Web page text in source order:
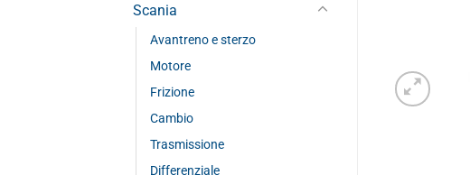
Scania
Avantreno e sterzo
Motore
Frizione
Cambio
Trasmissione
Differenziale